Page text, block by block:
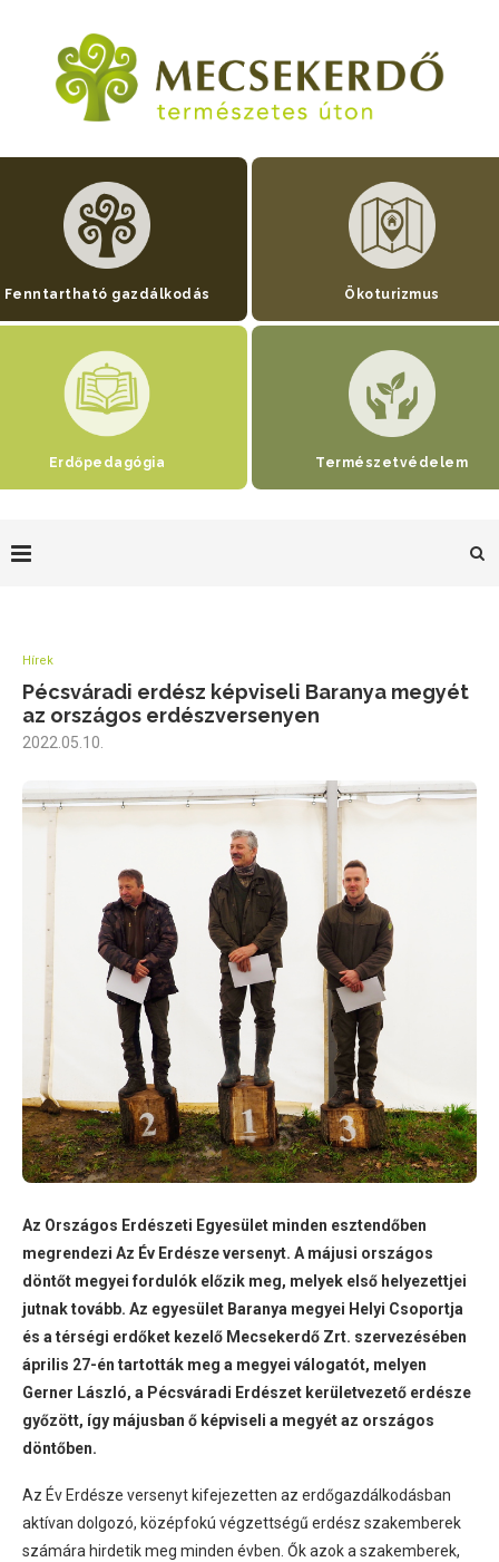
Fenntartható gazdálkodás Ökoturizmus
Erdőpedagógia Természetvédelem
Hírek
Pécsváradi erdész képviseli Baranya megyét
az országos erdészversenyen
2022.05.10.
Az Országos Erdészeti Egyesület minden esztendőben
megrendezi Az Év Erdésze versenyt. A májusi országos
döntőt megyei fordulók előzik meg, melyek első helyezettjei
jutnak tovább. Az egyesület Baranya megyei Helyi Csoportja
és a térségi erdőket kezelő Mecsekerdő Zrt. szervezésében
április 27-én tartották meg a megyei válogatót, melyen
Gerner László, a Pécsváradi Erdészet kerületvezető erdésze
győzött, így májusban ő képviseli a megyét az országos
döntőben.
Az Év Erdésze versenyt kifejezetten az erdőgazdálkodásban
aktívan dolgozó, középfokú végzettségű erdész szakemberek
számára hirdetik meg minden évben. Ők azok a szakemberek,